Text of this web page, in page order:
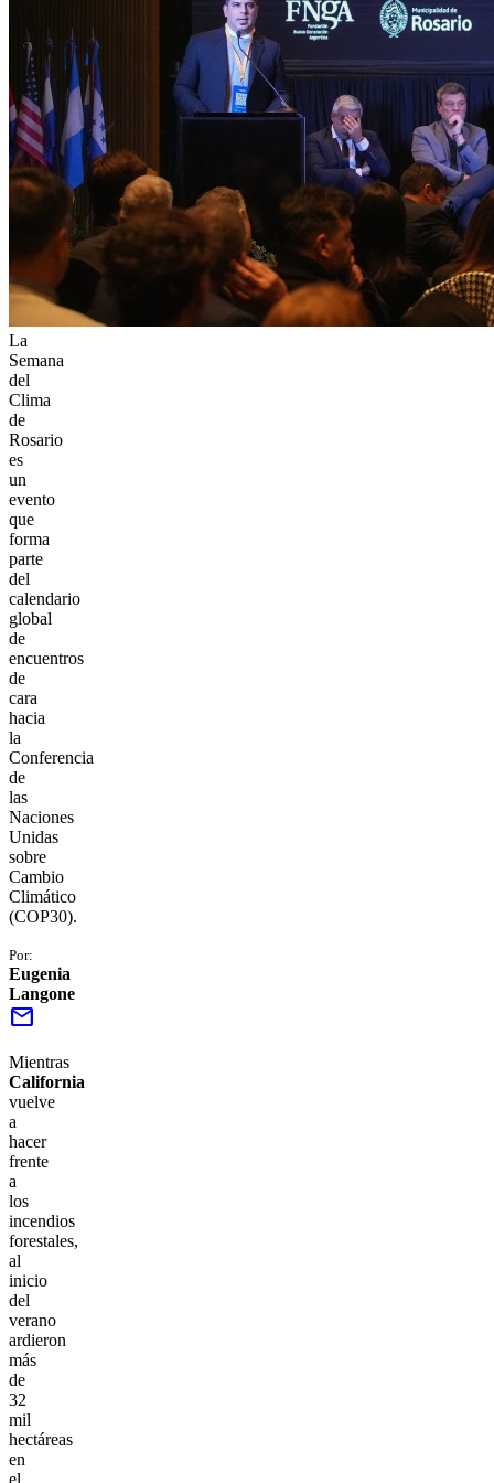
La
Semana
del
Clima
de
Rosario
es
un
evento
que
forma
parte
del
calendario
global
de
encuentros
de
cara
hacia
la
Conferencia
de
las
Naciones
Unidas
sobre
Cambio
Climático
(COP30).
Por:
Eugenia
Langone
mail
Mientras
California
vuelve
a
hacer
frente
a
los
incendios
forestales,
al
inicio
del
verano
ardieron
más
de
32
mil
hectáreas
en